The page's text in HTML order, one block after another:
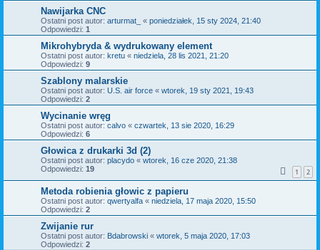
Nawijarka CNC
Ostatni post autor: arturmat_ « poniedziałek, 15 sty 2024, 21:40
Odpowiedzi: 1
Mikrohybryda & wydrukowany element
Ostatni post autor: kretu « niedziela, 28 lis 2021, 21:20
Odpowiedzi: 9
Szablony malarskie
Ostatni post autor: U.S. air force « wtorek, 19 sty 2021, 19:43
Odpowiedzi: 2
Wycinanie wręg
Ostatni post autor: calvo « czwartek, 13 sie 2020, 16:29
Odpowiedzi: 6
Głowica z drukarki 3d (2)
Ostatni post autor: placydo « wtorek, 16 cze 2020, 21:38
Odpowiedzi: 19 1 2
Metoda robienia głowic z papieru
Ostatni post autor: qwertyalfa « niedziela, 17 maja 2020, 15:50
Odpowiedzi: 2
Zwijanie rur
Ostatni post autor: Bdabrowski « wtorek, 5 maja 2020, 17:03
Odpowiedzi: 2